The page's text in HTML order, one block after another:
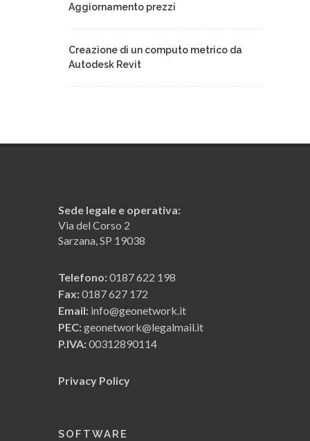
Aggiornamento prezzi
Creazione di un computo metrico da
Autodesk Revit
Interfacciamento con Expert
Superbonus
Euclide IFC: computo metrico a partire
da un modello BIM
Sede legale e operativa:
Via del Corso 2
Sarzana, SP 19038
Telefono:0187 622 198
Fax:0187 627 172
Email: info@geonetwork.it
PEC:geonetwork@legalmail.it
P.IVA:00312890114
Privacy Policy
SOFTWARE